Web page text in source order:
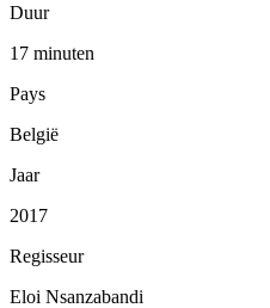
Duur
17 minuten
Pays
België
Jaar
2017
Regisseur
Eloi Nsanzabandi